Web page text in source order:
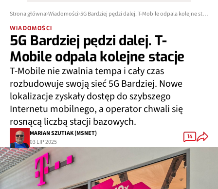
Strona główna Wiadomości 5G Bardziej pędzi dalej. T-Mobile odpala kolejne stacje
WIADOMOŚCI
5G Bardziej pędzi dalej. T-
Mobile odpala kolejne stacje
T-Mobile nie zwalnia tempa i cały czas
rozbudowuje swoją sieć 5G Bardziej. Nowe
lokalizacje zyskały dostęp do szybszego
Internetu mobilnego, a operator chwali się
rosnącą liczbą stacji bazowych.
MARIAN SZUTIAK (MSNET)
03 LIP 2025
14